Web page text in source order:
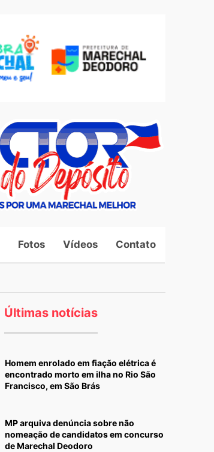
Fotos Vídeos Contato
Últimas notícias
Homem enrolado em fiação elétrica é
encontrado morto em ilha no Rio São
Francisco, em São Brás
MP arquiva denúncia sobre não
nomeação de candidatos em concurso
de Marechal Deodoro